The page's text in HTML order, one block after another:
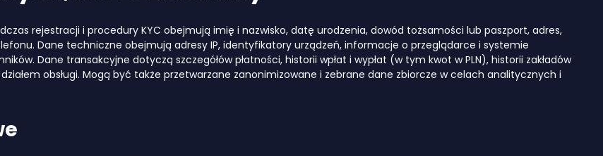
rejestracji i procedury KYC obejmują imię i nazwisko, datę urodzenia, dowód tożsamości lub paszport, adres,
Dane techniczne obejmują adresy IP, identyfikatory urządzeń, informacje o przeglądarce i systemie
Dane transakcyjne dotyczą szczegółów płatności, historii wpłat i wypłat (w tym kwot w PLN), historii zakładów
obsługi. Mogą być także przetwarzane zanonimizowane i zebrane dane zbiorcze w celach analitycznych i